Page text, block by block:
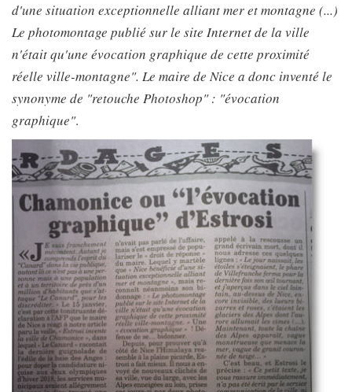
d'une situation exceptionnelle alliant mer et montagne (...)
Le photomontage publié sur le site Internet de la ville
n'était qu'une évocation graphique de cette proximité
réelle ville-montagne". Le maire de Nice a donc inventé le
synonyme de "retouche Photoshop" : "évocation
graphique".